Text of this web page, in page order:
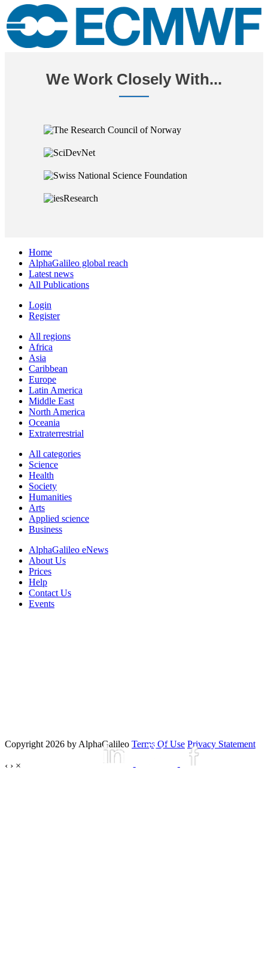
We Work Closely With...
Home
AlphaGalileo global reach
Latest news
All Publications
Login
Register
All regions
Africa
Asia
Caribbean
Europe
Latin America
Middle East
North America
Oceania
Extraterrestrial
All categories
Science
Health
Society
Humanities
Arts
Applied science
Business
AlphaGalileo eNews
About Us
Prices
Help
Contact Us
Events
Copyright 2026 by AlphaGalileo Terms Of Use Privacy Statement
‹ › ×